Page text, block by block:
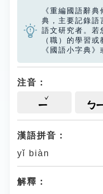
《重編國語辭
典，主要記錄語
語文研究者。若
（職）的學習
《國語小字典
注音：
ㄧ ㄅ
漢語拼音：
yǐ biàn
解釋：